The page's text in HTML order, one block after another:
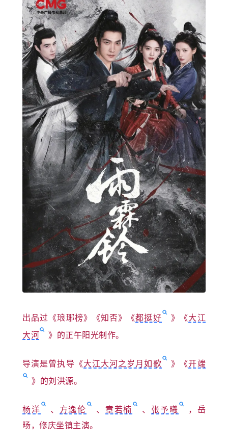
出品过《琅琊榜》《知否》《都挺好 》《大江
大河
》的正午阳光制作。
导演是曾执导《大江大河之岁月如歌 》《开端
》的刘洪源。
杨洋 、 方逸伦 、 章若楠 、 张予曦
，岳
旸，修庆坐镇主演。